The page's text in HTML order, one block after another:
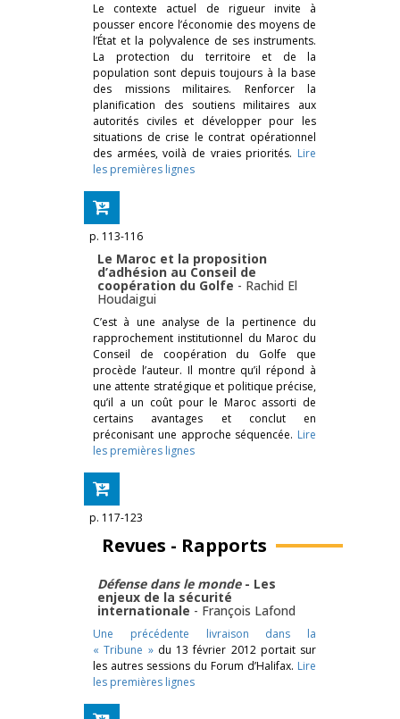
Le contexte actuel de rigueur invite à
pousser encore l’économie des moyens de
l’État et la polyvalence de ses instruments.
La protection du territoire et de la
population sont depuis toujours à la base
des missions militaires. Renforcer la
planification des soutiens militaires aux
autorités civiles et développer pour les
situa­tions de crise le contrat opérationnel
des armées, voilà de vraies priorités. Lire
les premières lignes
p. 113-116
Le Maroc et la proposition
d’adhésion au Conseil de
coopération du Golfe - Rachid El
Houdaigui
C’est à une analyse de la pertinence du
rapprochement institutionnel du Maroc du
Conseil de coopération du Golfe que
procède l’auteur. Il montre qu’il répond à
une attente stratégique et politique précise,
qu’il a un coût pour le Maroc assorti de
certains avantages et conclut en
préconisant une approche séquencée. Lire
les premières lignes
p. 117-123
Revues - Rapports
Défense dans le monde- ­Les
enjeux de la sécurité
internationale - François Lafond
Une précédente livraison dans la
« Tribune »du 13 février 2012 portait sur
les autres sessions du Forum d’Halifax. Lire
les premières lignes